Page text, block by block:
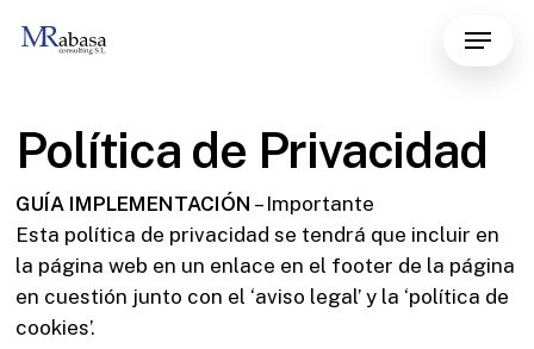
Menu
Política de Privacidad
GUÍA IMPLEMENTACIÓN – Importante
Esta política de privacidad se tendrá que incluir en
la página web en un enlace en el footer de la página
en cuestión junto con el ‘aviso legal’ y la ‘política de
cookies’.